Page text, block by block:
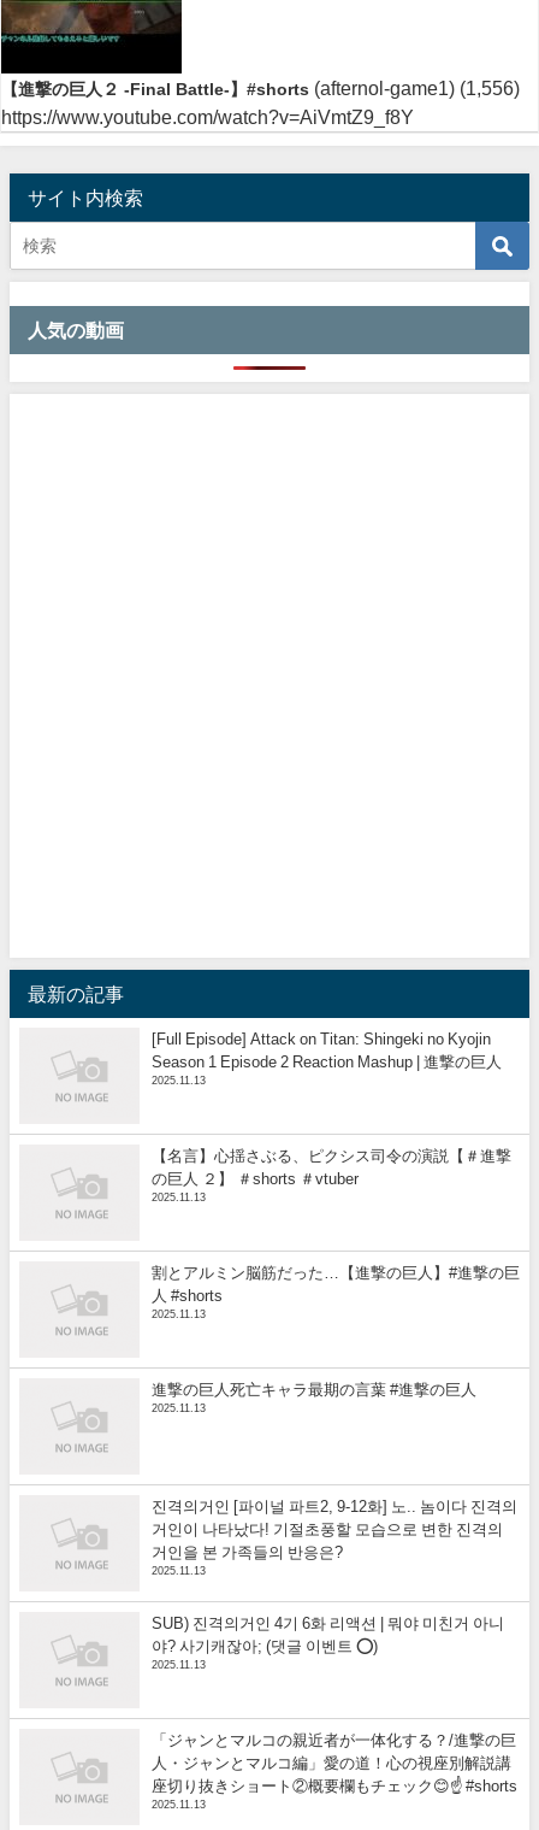
【進撃の巨人２ -Final Battle-】#shorts (afternol-game1) (1,556)
https://www.youtube.com/watch?v=AiVmtZ9_f8Y
サイト内検索
人気の動画
最新の記事
[Full Episode] Attack on Titan: Shingeki no Kyojin
Season 1 Episode 2 Reaction Mashup | 進撃の巨人
2025.11.13
【名言】心揺さぶる、ピクシス司令の演説【＃進撃
の巨人 ２】 ＃shorts ＃vtuber
2025.11.13
割とアルミン脳筋だった…【進撃の巨人】#進撃の巨
人 #shorts
2025.11.13
進撃の巨人死亡キャラ最期の言葉 #進撃の巨人
2025.11.13
진격의거인 [파이널 파트2, 9-12화] 노.. 놈이다 진격의
거인이 나타났다! 기절초풍할 모습으로 변한 진격의
거인을 본 가족들의 반응은?
2025.11.13
SUB) 진격의거인 4기 6화 리액션 | 뭐야 미친거 아니
야? 사기캐잖아; (댓글 이벤트 ⭕)
2025.11.13
「ジャンとマルコの親近者が一体化する？/進撃の巨
人・ジャンとマルコ編」愛の道！心の視座別解説講
座切り抜きショート②概要欄もチェック😊☝️ #shorts
2025.11.13